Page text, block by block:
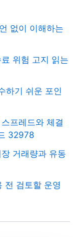
없이 이해하는
위험 고지 읽는
하기 쉬운 포인
프레드와 체결
32978
거래량과 유동
전 검토할 운영